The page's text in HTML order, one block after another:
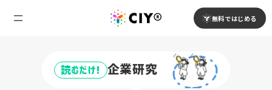
無料ではじめる
読むだけ! 企業研究